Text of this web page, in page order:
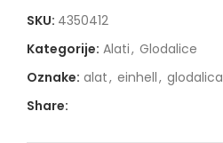
SKU: 4350412
Kategorije: Alati, Glodalice
Oznake: alat, einhell, glodalica
Share: